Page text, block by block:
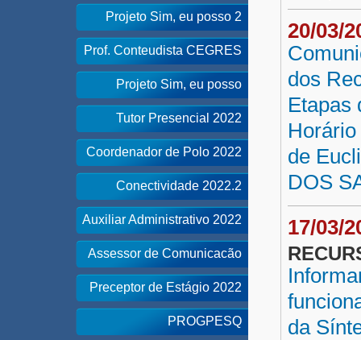
Projeto Sim, eu posso 2
Prof. Conteudista CEGRES
Projeto Sim, eu posso
Tutor Presencial 2022
Coordenador de Polo 2022
Conectividade 2022.2
Auxiliar Administrativo 2022
Assessor de Comunicacão
Preceptor de Estágio 2022
PROGPESQ
20/03/
dos
Etapas
de
DOS
17/03/
da